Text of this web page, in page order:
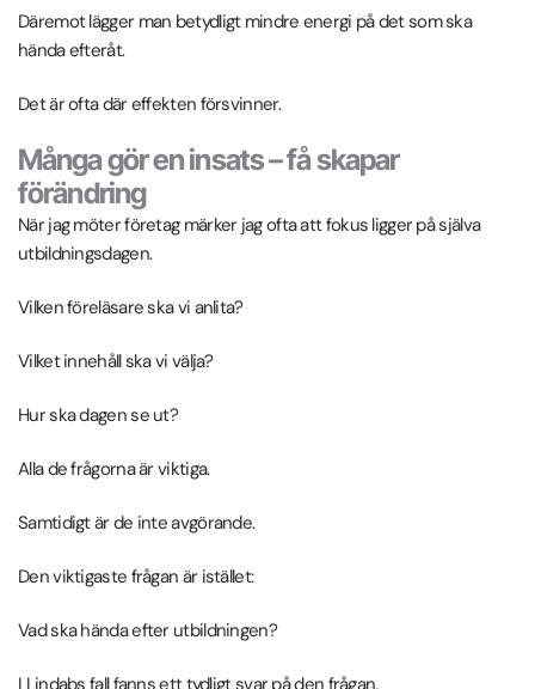
Däremot lägger man betydligt mindre energi på det som ska
hända efteråt.
Det är ofta där effekten försvinner.
Många gör en insats – få skapar
förändring
När jag möter företag märker jag ofta att fokus ligger på själva
utbildningsdagen.
Vilken föreläsare ska vi anlita?
Vilket innehåll ska vi välja?
Hur ska dagen se ut?
Alla de frågorna är viktiga.
Samtidigt är de inte avgörande.
Den viktigaste frågan är istället:
Vad ska hända efter utbildningen?